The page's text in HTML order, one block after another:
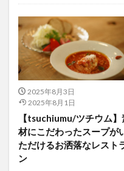
未分類
2025年8月3日
2025年8月1日
【tsuchiumu/ツチウム】
材にこだわったスープが
ただけるお洒落なレスト
ン
むし湯
わさだタウン
アイススケート
ア
アフリカンサファリ
イベント
イルミネ
ウクライナ
オープ
グルメ
コストコ